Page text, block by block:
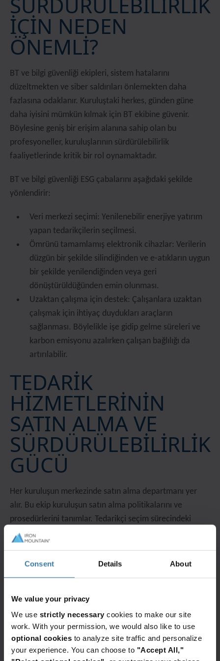
Consent Details About
We value your privacy
We use strictly necessary cookies to make our site
work. With your permission, we would also like to use
optional cookies to analyze site traffic and personalize
your experience. You can choose to "Accept All,"
İÇİN NEDEN
ÖNEMLİ?
BT ve bilgi güvenliği ekipleri, sistem hatalarını
düzeltmekten ve siber saldırıları önlemekten daha
fazlasına odaklanır. Kuruluştaki herkes, günden güne
daha iyisini mümkün kılmak için BT ekibine güvenir.
Böylesine geniş bir erişim alanına sahip olan bu
profesyoneller, kuruluşlarının sürdürülebilirlik
faaliyetlerinde kritik bir rol oynamaktadır.
BT ve bilgi güvenliği ESG çabalarını aşağıdaki şekilde
yönlendirir:
Veri merkezi seçimi: Yenilenebilir enerjiye yatırım
yapan tedarikçilerin seçilmesi.
Ömrünü tamamlamış elektronik cihazlar: Verilerin
düzgün bir şekilde silindiğinden ve e-atıkların uygun
bir şekilde yenilendiğinden veya geri
dönüştürüldüğünden emin olunması.
Uzaktan çalışma için destek: Çalışanlara uzaktan
çalışmak için ihtiyaç duydukları araçların
sağlanması. Böylelikle işe gidip gelme süreleri ve
karbon emisyonu azalırken çalışan bağlılığı da
artırılabilir.
TEDARİK
HİZMETLERİNİN
SATIN ALMA VE
SÜRDÜRÜLEBİLİRLİK
GÜCÜ
Her kuruluşun merkezinde satın alma departmanı yer
alır. Bu ekip kuruluşun satın alma politikalarını ve
prosedürlerini tanımlar. Tedarikçi seçim sürecindeki
roller, bir kuruluşun sürdürülebilirlik hedeflerine ulaşma
sorumlu tutar.
Satın almanın sürdürülebilirlik girişimlerini nasıl
geliştirebileceğini aşağıda bulabilirsiniz:
İklim stratejisi: Çevresel performans konusunda